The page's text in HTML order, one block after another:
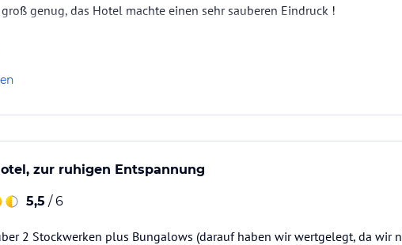
genug, das Hotel machte einen sehr sauberen Eindruck !
zur ruhigen Entspannung
5,5 / 6
2 Stockwerken plus Bungalows (darauf haben wir wertgelegt, da wir